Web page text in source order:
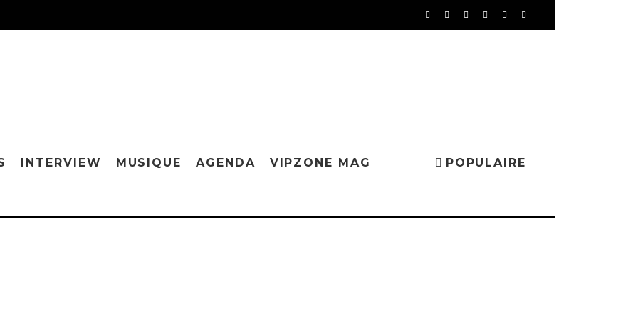
INTERVIEW MUSIQUE AGENDA VIPZONE MAG POPULAIRE